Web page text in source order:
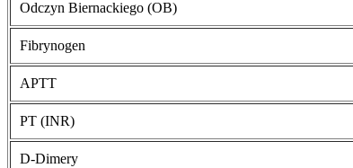
Odczyn Biernackiego (OB)
Fibrynogen
APTT
PT (INR)
D-Dimery